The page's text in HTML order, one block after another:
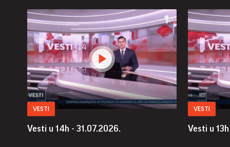
VESTI
Vesti u 14h - 31.07.2026.
VESTI
Vesti u